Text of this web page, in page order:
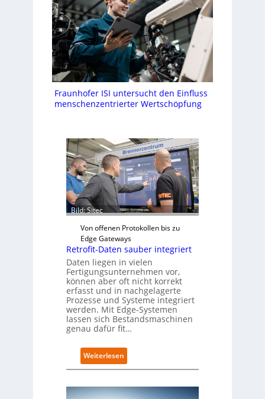
Fraunhofer ISI untersucht den Einfluss
menschenzentrierter Wertschöpfung
Bild: Sitec
Von offenen Protokollen bis zu
Edge Gateways
Retrofit-Daten sauber integriert
Daten liegen in vielen
Fertigungsunternehmen vor,
können aber oft nicht korrekt
erfasst und in nachgelagerte
Prozesse und Systeme integriert
werden. Mit Edge-Systemen
lassen sich Bestandsmaschinen
genau dafür fit…
Weiterlesen:
R
t